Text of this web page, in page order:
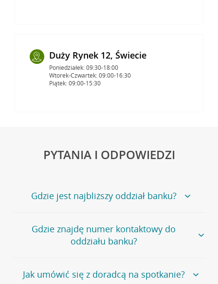
Duży Rynek 12, Świecie
Poniedziałek: 09:30-18:00
Wtorek-Czwartek: 09:00-16:30
Piątek: 09:00-15:30
PYTANIA I ODPOWIEDZI
Gdzie jest najbliższy oddział banku?
Jeśli szukasz oddziału naszego banku, zapraszamy na
stronęPlacówki i bankomaty, na której znajduje się
wygodna wyszukiwarka.
oddziałów
Gdzie znajdę numer kontaktowy do
oddziału banku?
Bank Credit Agricole nie udostępnia ogólnego numeru
telefonu do placówki bankowej.
Jak umówić się z doradcą na spotkanie?